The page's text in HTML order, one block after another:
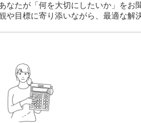
なたが「何を大切にしたいか」をお
や目標に寄り添いながら、最適な解